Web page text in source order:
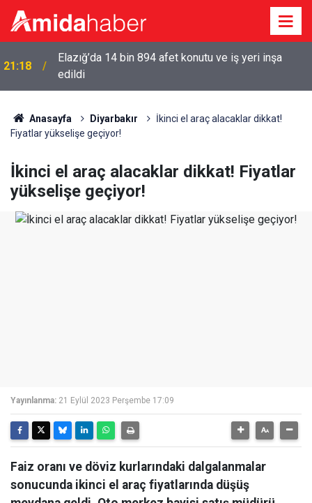
21:18
Elazığ’da 14 bin 894 afet konutu ve iş yeri inşa
edildi
Anasayfa Diyarbakır
İkinci el araç alacaklar dikkat!
Fiyatlar yükselişe geçiyor!
İkinci el araç alacaklar dikkat! Fiyatlar
yükselişe geçiyor!
Yayınlanma: 21 Eylül 2023 Perşembe 17:09
Faiz oranı ve döviz kurlarındaki dalgalanmalar
sonucunda ikinci el araç fiyatlarında düşüş